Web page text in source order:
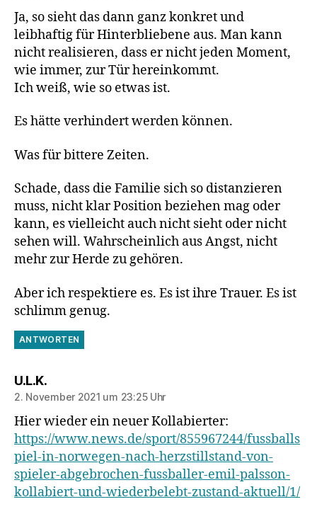
Ja, so sieht das dann ganz konkret und
leibhaftig für Hinterbliebene aus. Man kann
nicht realisieren, dass er nicht jeden Moment,
wie immer, zur Tür hereinkommt.
Ich weiß, wie so etwas ist.
Es hätte verhindert werden können.
Was für bittere Zeiten.
Schade, dass die Familie sich so distanzieren
muss, nicht klar Position beziehen mag oder
kann, es vielleicht auch nicht sieht oder nicht
sehen will. Wahrscheinlich aus Angst, nicht
mehr zur Herde zu gehören.
Aber ich respektiere es. Es ist ihre Trauer. Es ist
schlimm genug.
ANTWORTEN
U.L.K.sagt:
2. November 2021 um 23:25 Uhr
Hier wieder ein neuer Kollabierter:
https://www.news.de/sport/855967244/fussballs
piel-in-norwegen-nach-herzstillstand-von-
spieler-abgebrochen-fussballer-emil-palsson-
kollabiert-und-wiederbelebt-zustand-aktuell/1/